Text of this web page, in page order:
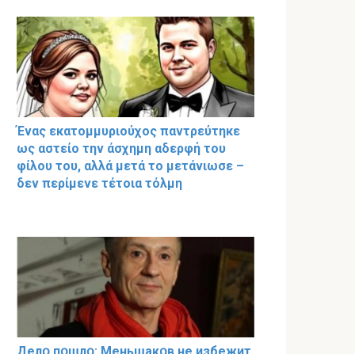
Ένας εκατομμυριούχος παντρεύτηκε
ως αστείο την άσχημη αδερφή του
φίλου του, αλλά μετά το μετάνιωσε –
δεν περίμενε τέτοια τόλμη